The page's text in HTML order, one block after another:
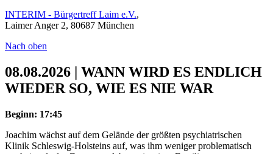
INTERIM - Bürgertreff Laim e.V.,
Laimer Anger 2, 80687 München
Nach oben
08.08.2026 | WANN WIRD ES ENDLICH
WIEDER SO, WIE ES NIE WAR
Beginn: 17:45
Joachim wächst auf dem Gelände der größten psychiatrischen
Klinik Schleswig-Holsteins auf, was ihm weniger problematisch